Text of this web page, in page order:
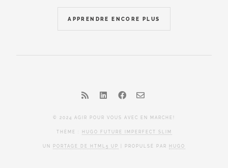
APPRENDRE ENCORE PLUS
© 2024 AGIR POUR VOUS AVEC EN MARCHE!
THÈME : HUGO FUTURE IMPERFECT SLIM
UN PORTAGE DE HTML5 UP | PROPULSÉ PAR HUGO